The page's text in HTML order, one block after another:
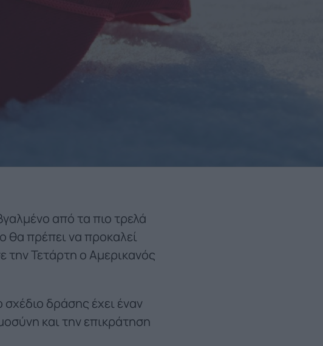
από τα πιο τρελά
θα πρέπει να προκαλεί
Τετάρτη ο Αμερικανός
σχέδιο δράσης έχει έναν
και την επικράτηση